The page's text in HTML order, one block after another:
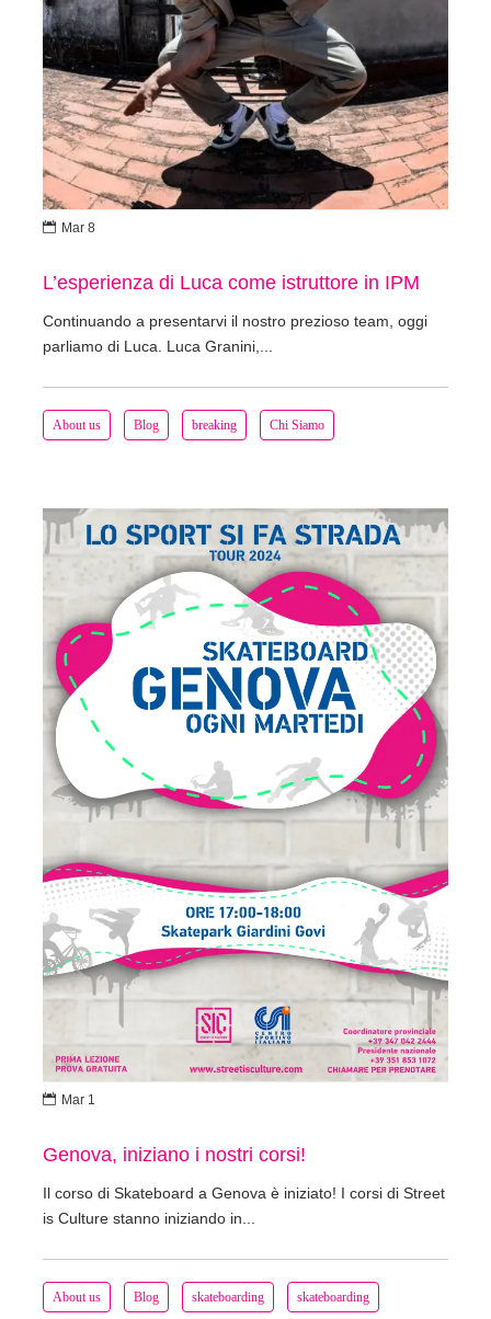
About us Blog breaking Chi Siamo
L’esperienza di Luca come istruttore in IPM
Continuando a presentarvi il nostro prezioso team, oggi
parliamo di Luca. Luca Granini,...
 Mar 8
About us Blog skateboarding skateboarding
Genova, iniziano i nostri corsi!
Il corso di Skateboard a Genova è iniziato! I corsi di Street
is Culture stanno iniziando in...
 Mar 1